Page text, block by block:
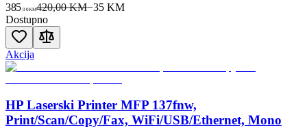
385 00KM420,00 KM−35 KM
Dostupno
Akcija
HP Laserski Printer MFP 137fnw,
Print/Scan/Copy/Fax, WiFi/USB/Ethernet, Mono